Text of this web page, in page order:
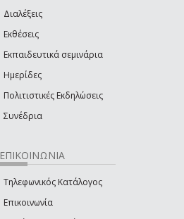
Διαλέξεις
Εκθέσεις
Εκπαιδευτικά σεμινάρια
Ημερίδες
Πολιτιστικές Εκδηλώσεις
Συνέδρια
ΕΠΙΚΟΙΝΩΝΙΑ
Τηλεφωνικός Κατάλογος
Επικοινωνία